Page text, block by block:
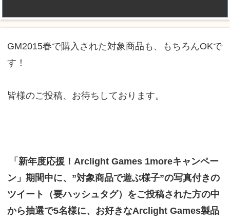
GM2015春で購入された対象商品も、もちろんOKで
す！
皆様のご投稿、お待ちしております。
「新年度応援！Arclight Games 1moreキャンペー
ン」期間中に、”対象商品で遊ぶ様子”の写真付きの
ツイート（要ハッシュタグ）をご投稿された方の中
から抽選で5名様に、お好きなArclight Games製品